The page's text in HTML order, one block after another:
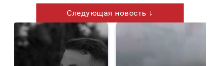
Следующая новость ↓